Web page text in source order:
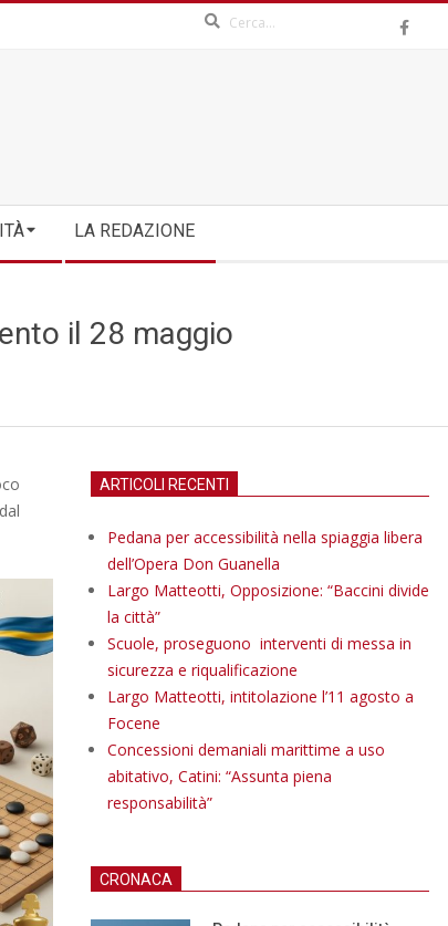
LA REDAZIONE
il 28 maggio
ARTICOLI RECENTI
Pedana per accessibilità nella spiaggia libera
dell’Opera Don Guanella
Largo Matteotti, Opposizione: “Baccini divide
la città”
Scuole, proseguono interventi di messa in
sicurezza e riqualificazione
Largo Matteotti, intitolazione l’11 agosto a
Focene
Concessioni demaniali marittime a uso
abitativo, Catini: “Assunta piena
responsabilità”
CRONACA